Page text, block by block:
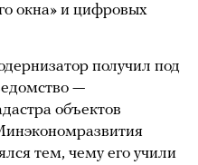
окна» и цифровых
получил под
—
объектов
тем, чему его учили